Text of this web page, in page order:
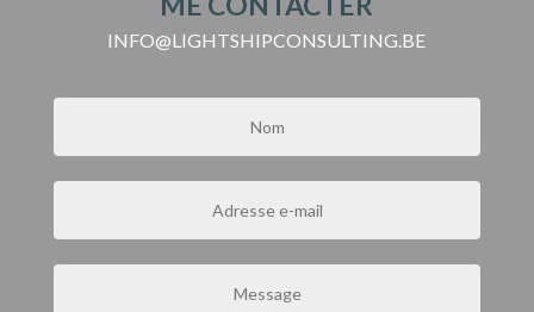
INFO@LIGHTSHIPCONSULTING.BE